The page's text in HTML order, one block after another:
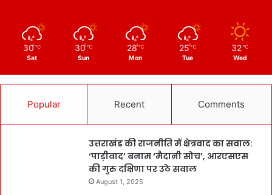
30 ℃
Sat
30 ℃
Sun
28 ℃
Mon
25 ℃
Tue
32 ℃
Wed
Popular Recent Comments
उत्तराखंड की राजनीति में क्षेत्रवाद का सवाल:
‘पाड़ीवाद’ बनाम ‘मैदानी सोच’, आरएसएस
की गुरु दक्षिणा पर उठे सवाल
August 1, 2025